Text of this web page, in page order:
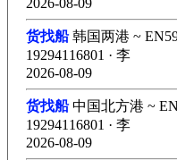
货找船韩国两港 ~
19294116801 · 李
2026-08-09
货找船中国北方港 ~
19294116801 · 李
2026-08-09